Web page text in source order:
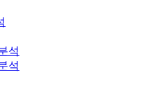
석
석